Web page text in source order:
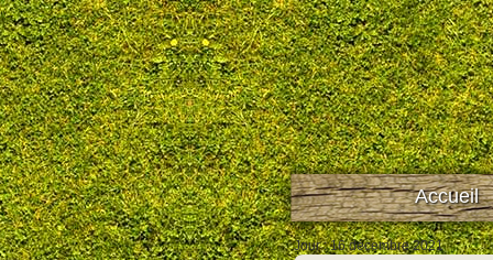
Accueil
Jour : 16 décembre 2021